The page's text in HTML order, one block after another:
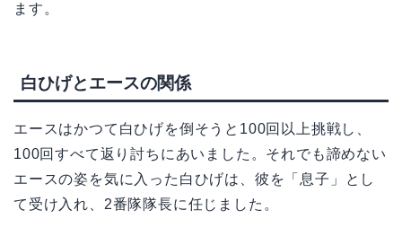
ます。
白ひげとエースの関係
エースはかつて白ひげを倒そうと100回以上挑戦し、
100回すべて返り討ちにあいました。それでも諦めない
エースの姿を気に入った白ひげは、彼を「息子」とし
て受け入れ、2番隊隊長に任じました。